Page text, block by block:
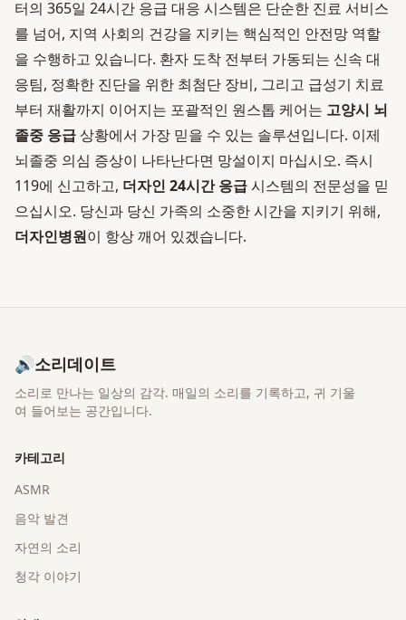
터의 365일 24시간 응급 대응 시스템은 단순한 진료 서비스
를 넘어, 지역 사회의 건강을 지키는 핵심적인 안전망 역할
을 수행하고 있습니다. 환자 도착 전부터 가동되는 신속 대
응팀, 정확한 진단을 위한 최첨단 장비, 그리고 급성기 치료
부터 재활까지 이어지는 포괄적인 원스톱 케어는 고양시 뇌
졸중 응급상황에서 가장 믿을 수 있는 솔루션입니다. 이제
뇌졸중 의심 증상이 나타난다면 망설이지 마십시오. 즉시
119에 신고하고, 더자인 24시간 응급시스템의 전문성을 믿
으십시오. 당신과 당신 가족의 소중한 시간을 지키기 위해,
더자인병원이 항상 깨어 있겠습니다.
🔊소리데이트
소리로 만나는 일상의 감각. 매일의 소리를 기록하고, 귀 기울
여 들어보는 공간입니다.
카테고리
ASMR
음악 발견
자연의 소리
청각 이야기